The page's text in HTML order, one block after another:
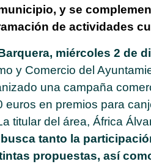
y se
de actividades
miércoles 2 de
y Comercio del
una campaña
euros en premios para
titular del área, África
tanto la
propuestas, así